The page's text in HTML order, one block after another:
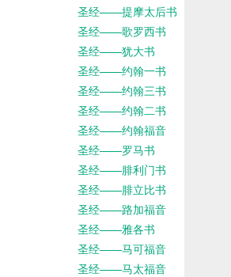
圣经——提摩太后书
圣经——歌罗西书
圣经——犹大书
圣经——约翰一书
圣经——约翰三书
圣经——约翰二书
圣经——约翰福音
圣经——罗马书
圣经——腓利门书
圣经——腓立比书
圣经——路加福音
圣经——雅各书
圣经——马可福音
圣经——马太福音